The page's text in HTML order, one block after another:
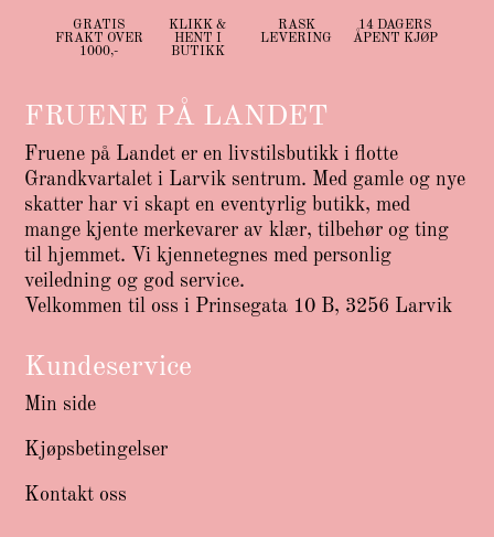
GRATIS
FRAKT OVER
1000,-
KLIKK &
HENT I
BUTIKK
RASK
LEVERING
14 DAGERS
ÅPENT KJØP
FRUENE PÅ LANDET
Fruene på Landet er en livstilsbutikk i flotte
Grandkvartalet i Larvik sentrum. Med gamle og nye
skatter har vi skapt en eventyrlig butikk, med
mange kjente merkevarer av klær, tilbehør og ting
til hjemmet. Vi kjennetegnes med personlig
veiledning og god service.
Velkommen til oss i Prinsegata 10 B, 3256 Larvik
Kundeservice
Min side
Kjøpsbetingelser
Kontakt oss